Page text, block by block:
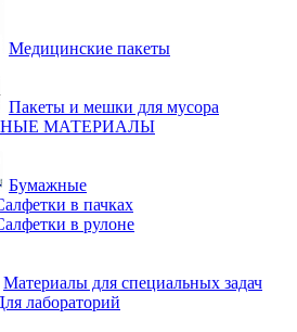
Медицинские пакеты
Пакеты и мешки для мусора
МАТЕРИАЛЫ
Бумажные
в пачках
в рулоне
Материалы для специальных задач
лабораторий